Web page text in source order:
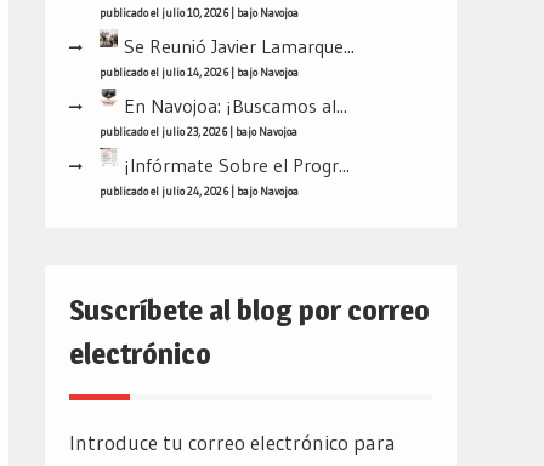
publicado el julio 10, 2026| bajoNavojoa
Se Reunió Javier Lamarque...
publicado el julio 14, 2026| bajoNavojoa
En Navojoa: ¡Buscamos al...
publicado el julio 23, 2026| bajoNavojoa
¡Infórmate Sobre el Progr...
publicado el julio 24, 2026| bajoNavojoa
Suscríbete al blog por correo
electrónico
Introduce tu correo electrónico para